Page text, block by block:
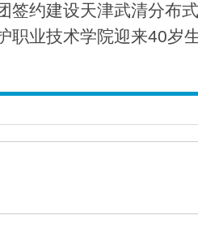
签约建设天津武清分布
职业技术学院迎来40岁